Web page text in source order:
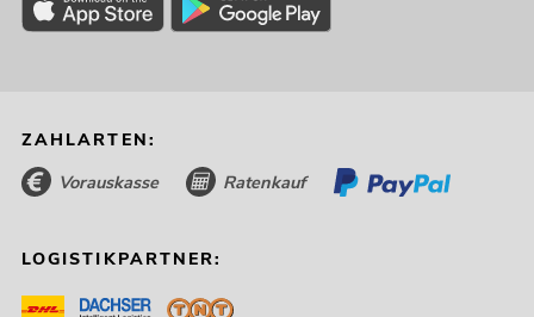
ZAHLARTEN:
Vorauskasse Ratenkauf
LOGISTIKPARTNER: